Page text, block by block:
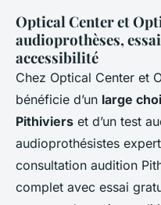
Optical Center et
audioprothèses,
accessibilité
Chez Optical Center et
bénéficie d’un large
Pithiviers et d’un test
audioprothésistes
consultation audition
complet avec essai